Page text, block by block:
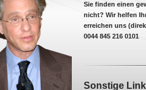
Sie finden einen
nicht? Wir helfen
erreichen uns
0044 845 216 0101
Sonstige